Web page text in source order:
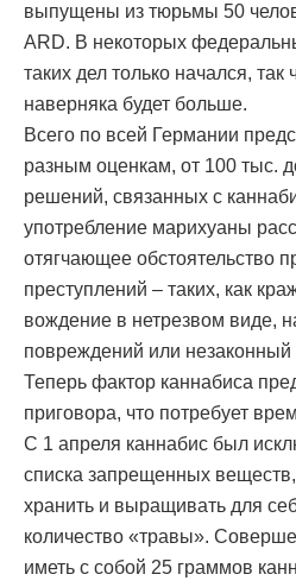
выпущены из тюрьмы 50
ARD. В некоторых
таких дел только начался,
наверняка будет больше.
Всего по всей Германии
разным оценкам, от 100 тыс.
решений, связанных с
употребление марихуаны
отягчающее обстоятельство
преступлений – таких, как
вождение в нетрезвом виде,
повреждений или незаконный
Теперь фактор каннабиса
приговора, что потребует
С 1 апреля каннабис был
списка запрещенных
хранить и выращивать для
количество «травы».
иметь с собой 25 граммов